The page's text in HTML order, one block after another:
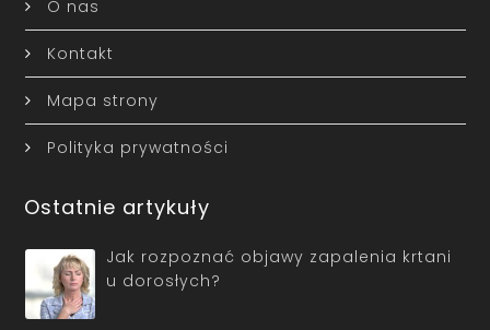
O nas
Kontakt
Mapa strony
Polityka prywatności
Ostatnie artykuły
Jak rozpoznać objawy zapalenia krtani
u dorosłych?